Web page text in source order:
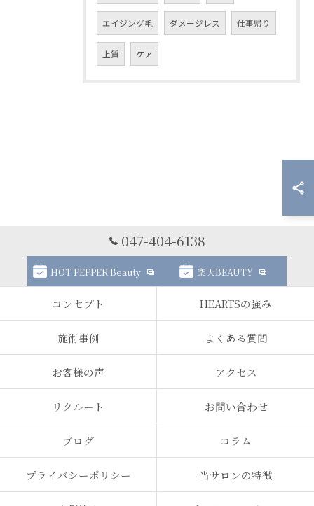
エイジング毛 ダメージレス 仕事帰り
上質 ケア
047-404-6138
HOT PEPPER Beauty 楽天BEAUTY
コンセプト HEARTSの強み
施術事例 よくある質問
お客様の声 アクセス
リクルート お問い合わせ
ブログ コラム
プライバシーポリシー 当サロンの特徴